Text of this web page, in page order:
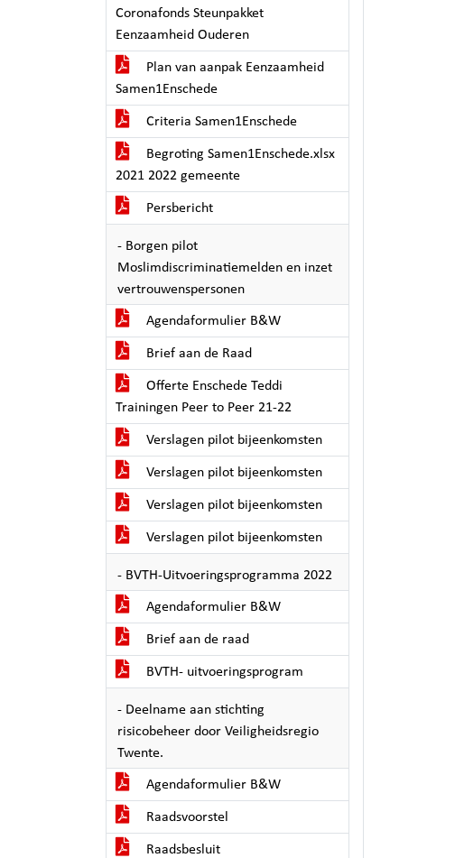
Coronafonds Steunpakket
Eenzaamheid Ouderen
Plan van aanpak Eenzaamheid
Samen1Enschede
Criteria Samen1Enschede
Begroting Samen1Enschede.xlsx
2021 2022 gemeente
Persbericht
- Borgen pilot
Moslimdiscriminatiemelden en inzet
vertrouwenspersonen
Agendaformulier B&W
Brief aan de Raad
Offerte Enschede Teddi
Trainingen Peer to Peer 21-22
Verslagen pilot bijeenkomsten
Verslagen pilot bijeenkomsten
Verslagen pilot bijeenkomsten
Verslagen pilot bijeenkomsten
- BVTH-Uitvoeringsprogramma 2022
Agendaformulier B&W
Brief aan de raad
BVTH- uitvoeringsprogram
- Deelname aan stichting
risicobeheer door Veiligheidsregio
Twente.
Agendaformulier B&W
Raadsvoorstel
Raadsbesluit